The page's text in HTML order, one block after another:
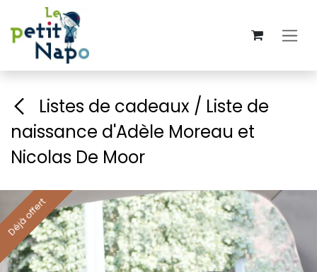
Se rendre au contenu
Listes de cadeaux / Liste de
naissance d'Adèle Moreau et
Nicolas De Moor
Déjà offert
Déjà offert